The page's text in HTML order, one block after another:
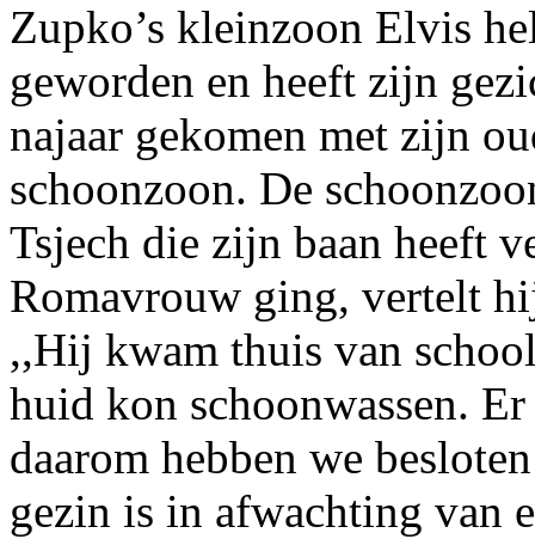
Zupko’s kleinzoon Elvis
geworden en heeft zijn
najaar gekomen met zijn
schoonzoon. De
Tsjech die zijn baan heeft
Romavrouw ging, vertelt
,,Hij kwam thuis van
huid kon schoonwassen.
daarom hebben we
gezin is in afwachting van